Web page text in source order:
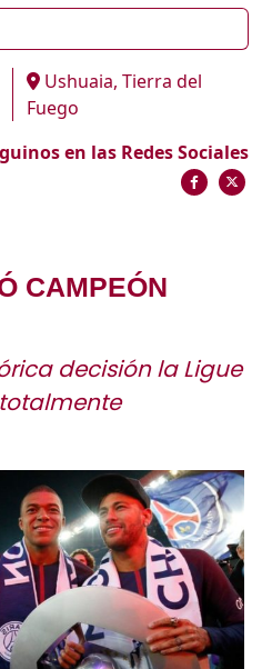
Ushuaia, Tierra del
Fuego
en las Redes Sociales
CAMPEÓN
decisión la Ligue